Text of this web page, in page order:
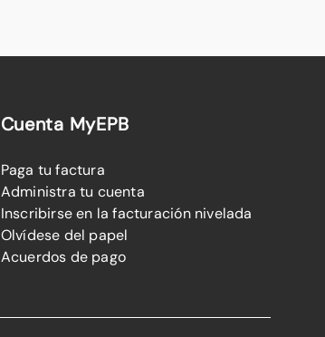
Cuenta MyEPB
Paga tu factura
Administra tu cuenta
Inscribirse en la facturación nivelada
Olvídese del papel
Acuerdos de pago